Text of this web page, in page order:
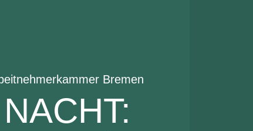
Bremen